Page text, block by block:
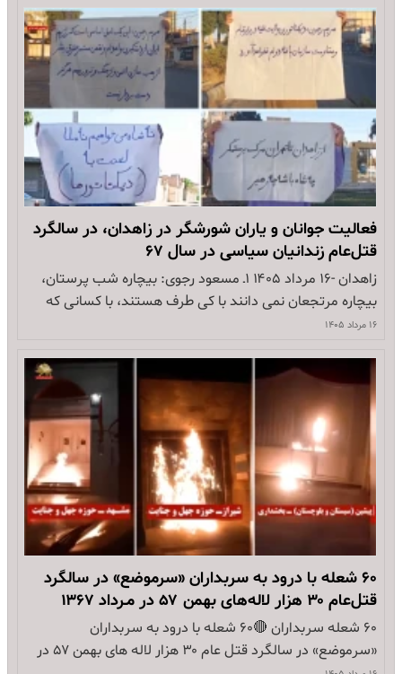
فعالیت جوانان و یاران شورشگر در زاهدان، در سالگرد
قتل‌عام زندانیان سیاسی در سال ۶۷
زاهدان -۱۶ مرداد ۱۴۰۵ ۱ـ مسعود رجوی: بیچاره شب پرستان،
بیچاره مرتجعان نمی دانند با کی طرف هستند، با کسانی که
شاه و شیخ را کهنه کرده اند، با کسانی که از قتل عام زندانیان
تجربه های تلخ…
۱۶ مرداد ۱۴۰۵
۶۰ شعله با درود به سربداران «سرموضع» در سالگرد
قتل‌عام ۳۰ هزار لاله‌های بهمن ۵۷ در مـرداد ۱۳۶۷
۶۰ شعله سربداران 🔴۶۰ شعله با درود به سربداران
«سرموضع» در سالگرد قتل عام ۳۰ هزار لاله های بهمن ۵۷ در